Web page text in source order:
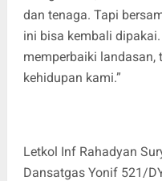
dan tenaga. Tapi
ini bisa kembali
memperbaiki landasan,
kehidupan kami.”
Letkol Inf Rahadyan
Dansatgas Yonif 521/